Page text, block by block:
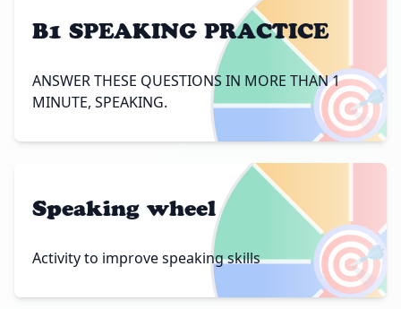
🎯
B1 SPEAKING PRACTICE
ANSWER THESE QUESTIONS IN MORE THAN 1
MINUTE, SPEAKING.
🎯
Speaking wheel
Activity to improve speaking skills